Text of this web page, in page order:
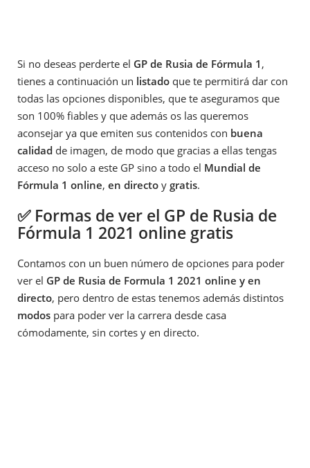
Si no deseas perderte el GP de Rusia de Fórmula 1 ,
tienes a continuación un listado que te permitirá dar con
todas las opciones disponibles, que te aseguramos que
son 100% fiables y que además os las queremos
aconsejar ya que emiten sus contenidos con buena
calidad de imagen, de modo que gracias a ellas tengas
acceso no solo a este GP sino a todo el Mundial de
Fórmula 1 online, en directo y gratis.
✅ Formas de ver el GP de Rusia de
Fórmula 1 2021 online gratis
Contamos con un buen número de opciones para poder
ver el GP de Rusia de Formula 1 2021 online y en
directo, pero dentro de estas tenemos además distintos
modos para poder ver la carrera desde casa
cómodamente, sin cortes y en directo.